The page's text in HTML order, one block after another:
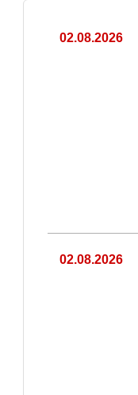
02.08.2026
02.08.2026